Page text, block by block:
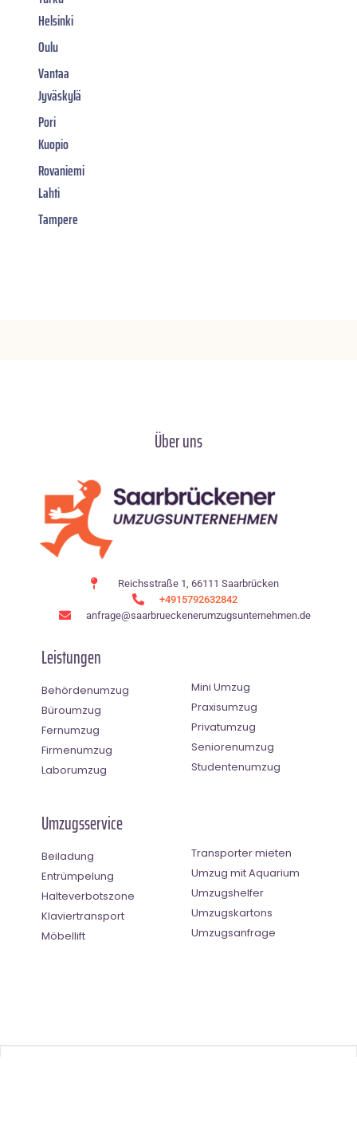
Helsinki
Oulu
Vantaa
Jyväskylä
Pori
Kuopio
Rovaniemi
Lahti
Tampere
Über uns
Reichsstraße 1, 66111 Saarbrücken
+4915792632842
anfrage@saarbrueckenerumzugsunternehmen.de
Leistungen
Behördenumzug
Büroumzug
Fernumzug
Firmenumzug
Laborumzug
Mini Umzug
Praxisumzug
Privatumzug
Seniorenumzug
Studentenumzug
Umzugsservice
Beiladung
Entrümpelung
Halteverbotszone
Klaviertransport
Möbellift
Transporter mieten
Umzug mit Aquarium
Umzugshelfer
Umzugskartons
Umzugsanfrage